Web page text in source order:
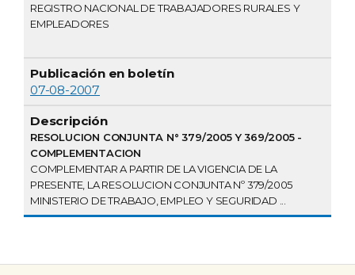
REGISTRO NACIONAL DE TRABAJADORES RURALES Y
EMPLEADORES
07-08-2007
RESOLUCION CONJUNTA N° 379/2005 Y 369/2005 -
COMPLEMENTACION
COMPLEMENTAR A PARTIR DE LA VIGENCIA DE LA
PRESENTE, LA RESOLUCION CONJUNTA Nº 379/2005
MINISTERIO DE TRABAJO, EMPLEO Y SEGURIDAD ...